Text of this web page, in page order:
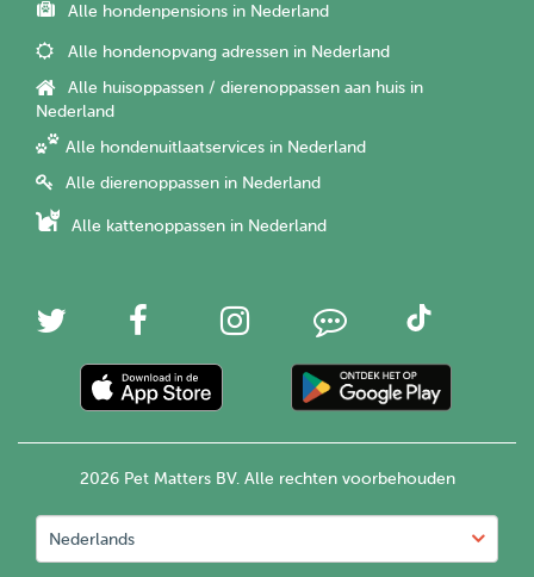
Alle hondenpensions in Nederland
Alle hondenopvang adressen in Nederland
Alle huisoppassen / dierenoppassen aan huis in
Nederland
Alle hondenuitlaatservices in Nederland
Alle dierenoppassen in Nederland
Alle kattenoppassen in Nederland
2026 Pet Matters BV. Alle rechten voorbehouden
Nederlands